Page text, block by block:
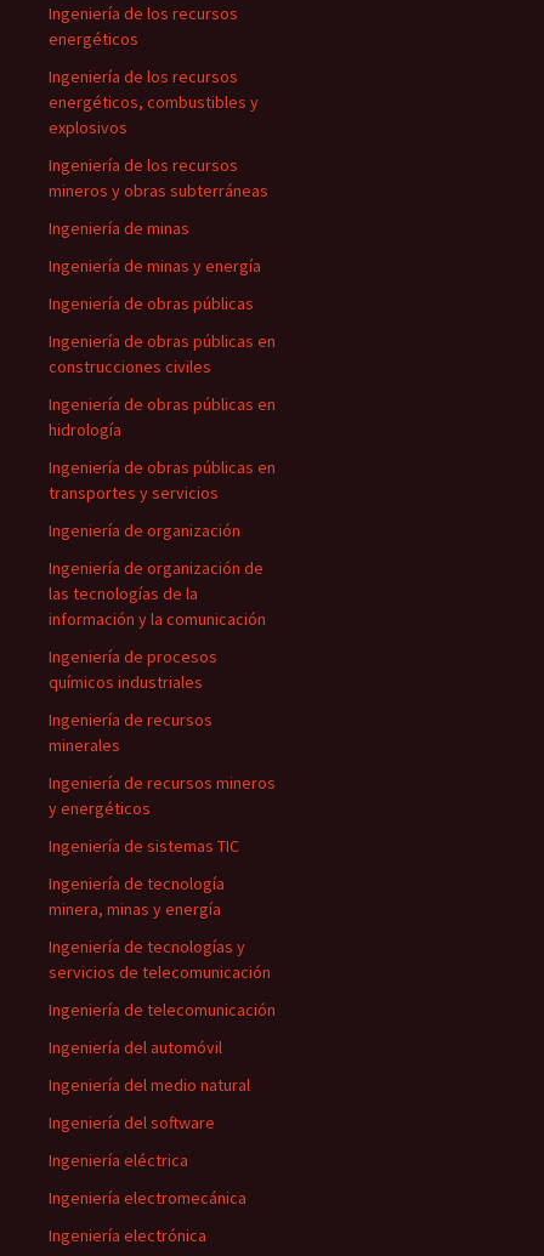
Ingeniería de los recursos
energéticos
Ingeniería de los recursos
energéticos, combustibles y
explosivos
Ingeniería de los recursos
mineros y obras subterráneas
Ingeniería de minas
Ingeniería de minas y energía
Ingeniería de obras públicas
Ingeniería de obras públicas en
construcciones civiles
Ingeniería de obras públicas en
hidrología
Ingeniería de obras públicas en
transportes y servicios
Ingeniería de organización
Ingeniería de organización de
las tecnologías de la
información y la comunicación
Ingeniería de procesos
químicos industriales
Ingeniería de recursos
minerales
Ingeniería de recursos mineros
y energéticos
Ingeniería de sistemas TIC
Ingeniería de tecnología
minera, minas y energía
Ingeniería de tecnologías y
servicios de telecomunicación
Ingeniería de telecomunicación
Ingeniería del automóvil
Ingeniería del medio natural
Ingeniería del software
Ingeniería eléctrica
Ingeniería electromecánica
Ingeniería electrónica